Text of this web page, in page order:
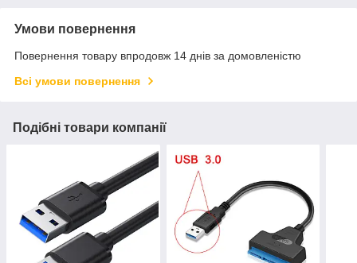
Умови повернення
Повернення товару впродовж 14 днів за домовленістю
Всі умови повернення
Подібні товари компанії